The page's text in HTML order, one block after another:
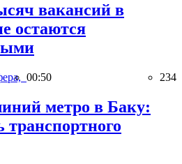
вакансий в
остаются
00:50 234
метро в Баку:
транспортного